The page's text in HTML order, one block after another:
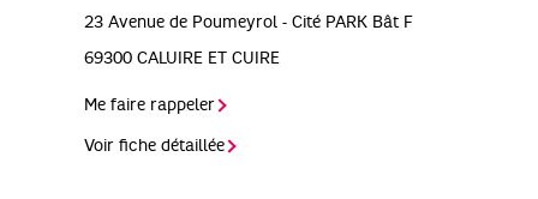
23 Avenue de Poumeyrol - Cité PARK Bât F
69300 CALUIRE ET CUIRE
Me faire rappeler
Voir fiche détaillée